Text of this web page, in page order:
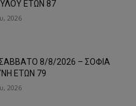
ΕΤΩΝ 87
2026
ΣΑΒΒΑΤΟ 8/8/2026 – ΣΟΦΙΑ
ΕΤΩΝ 79
2026